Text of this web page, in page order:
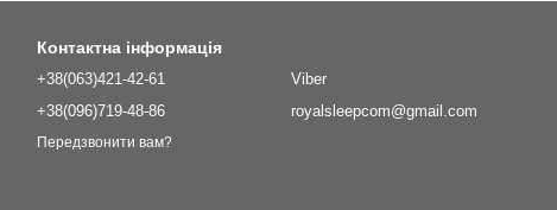
Контактна інформація
+38(063)421-42-61
+38(096)719-48-86
Передзвонити вам?
Viber
royalsleepcom@gmail.com